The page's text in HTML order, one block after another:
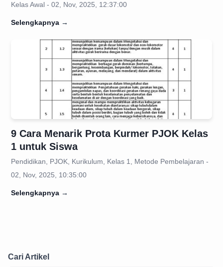
Kelas Awal - 02, Nov, 2025, 12:37:00
Selengkapnya →
9 Cara Menarik Prota Kurmer PJOK Kelas
1 untuk Siswa
Pendidikan, PJOK, Kurikulum, Kelas 1, Metode Pembelajaran -
02, Nov, 2025, 10:35:00
Selengkapnya →
Cari Artikel